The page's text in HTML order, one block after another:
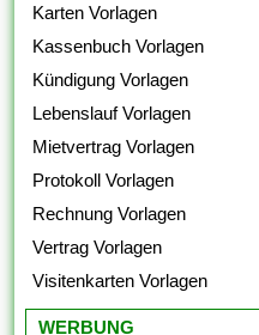
Karten Vorlagen
Kassenbuch Vorlagen
Kündigung Vorlagen
Lebenslauf Vorlagen
Mietvertrag Vorlagen
Protokoll Vorlagen
Rechnung Vorlagen
Vertrag Vorlagen
Visitenkarten Vorlagen
WERBUNG